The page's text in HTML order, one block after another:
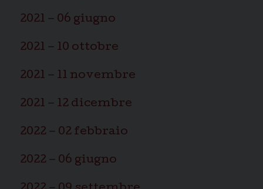
2021 – 06 giugno
2021 – 10 ottobre
2021 – 11 novembre
2021 – 12 dicembre
2022 – 02 febbraio
2022 – 06 giugno